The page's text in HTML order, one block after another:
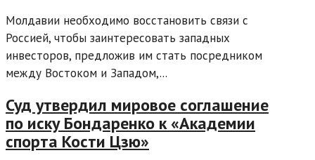
Молдавии необходимо восстановить связи с
Россией, чтобы заинтересовать западных
инвесторов, предложив им стать посредником
между Востоком и Западом,...
Суд утвердил мировое соглашение
по иску Бондаренко к «Академии
спорта Кости Цзю»